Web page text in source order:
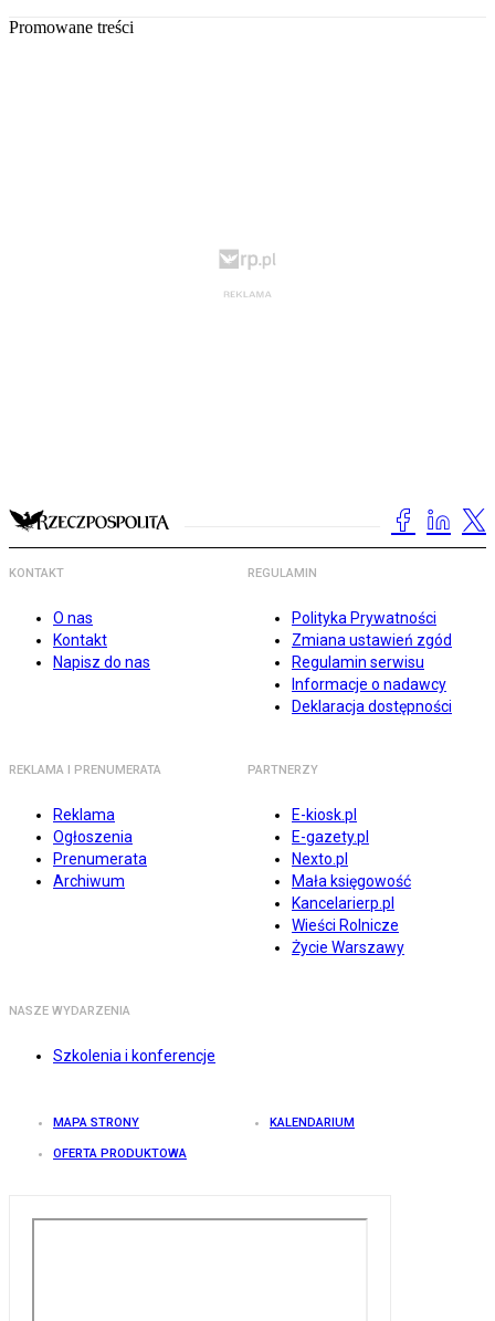
Promowane treści
KONTAKT
O nas
Kontakt
Napisz do nas
REGULAMIN
Polityka Prywatności
Zmiana ustawień zgód
Regulamin serwisu
Informacje o nadawcy
Deklaracja dostępności
REKLAMA I PRENUMERATA
Reklama
Ogłoszenia
Prenumerata
Archiwum
PARTNERZY
E-kiosk.pl
E-gazety.pl
Nexto.pl
Mała księgowość
Kancelarierp.pl
Wieści Rolnicze
Życie Warszawy
NASZE WYDARZENIA
Szkolenia i konferencje
MAPA STRONY KALENDARIUM
OFERTA PRODUKTOWA